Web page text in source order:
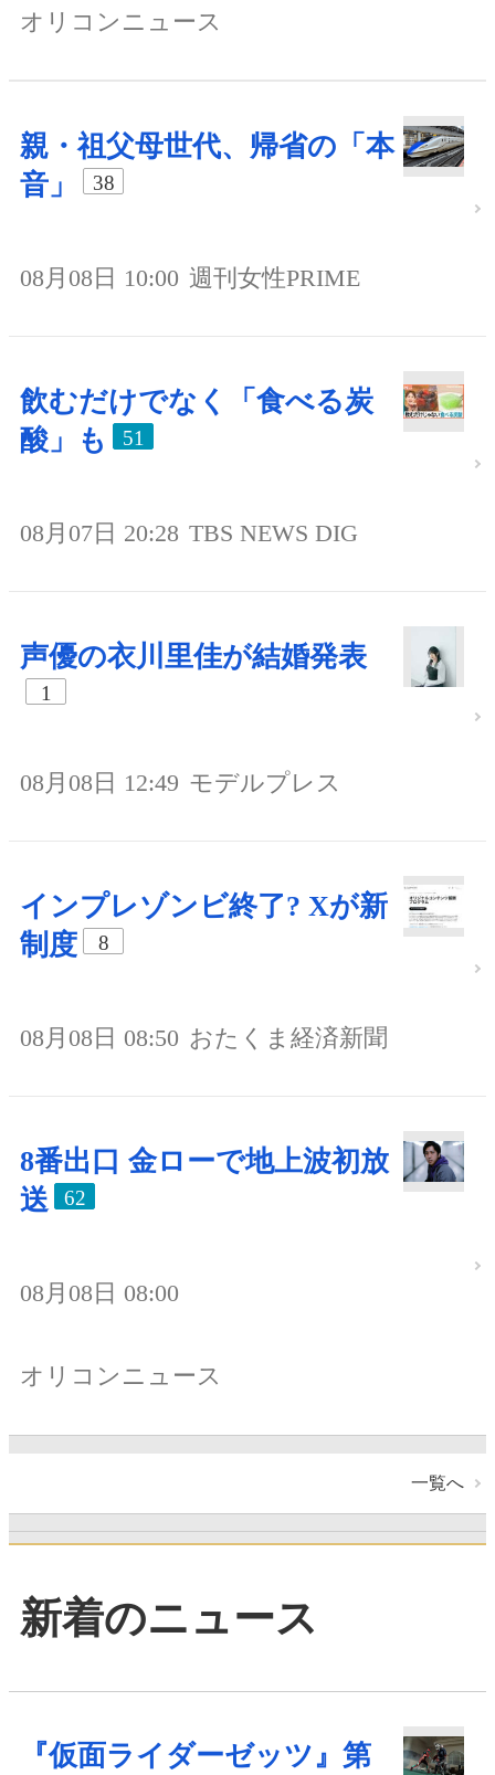
オリコンニュース
親・祖父母世代、帰省の「本
音」
38
08月08日 10:00 週刊女性PRIME
飲むだけでなく「食べる炭
酸」も
51
08月07日 20:28 TBS NEWS DIG
声優の衣川里佳が結婚発表
1
08月08日 12:49 モデルプレス
インプレゾンビ終了? Xが新
制度
8
08月08日 08:50 おたくま経済新聞
8番出口 金ローで地上波初放
送
62
08月08日 08:00
オリコンニュース
一覧へ
新着のニュース
『仮面ライダーゼッツ』第